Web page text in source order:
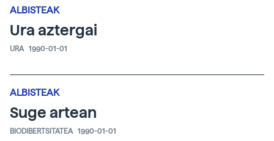
ALBISTEAK
Ura aztergai
URA 1990-01-01
ALBISTEAK
Suge artean
BIODIBERTSITATEA 1990-01-01